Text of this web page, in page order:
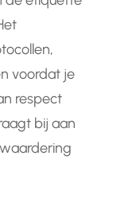
voordat je
respect
bij aan